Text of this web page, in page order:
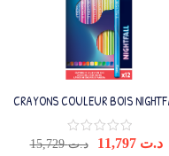
CRAYONS COULEUR BOIS
X12
د.ت15,729 د.ت 11,797